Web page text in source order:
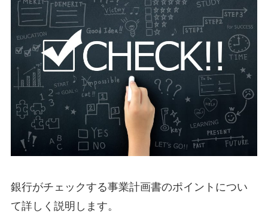
銀行がチェックする事業計画書のポイントについ
て詳しく説明します。